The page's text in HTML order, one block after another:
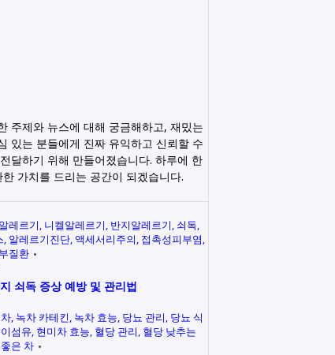
주제와 뉴스에 대해 궁금해하고, 재밌는
있는 분들에게 진짜 유익하고 신뢰할 수
달하기 위해 만들어졌습니다. 하루에 한
가치를 드리는 공간이 되겠습니다.
레르기 니켈알레르기 반지알레르기 쇠독
알레르기진단 액세서리주의 접촉성피부염
질환
쇠독 증상 예방 및 관리법
녹차 카테킨 녹차 효능 당뇨 관리 당뇨 식
섬유 현미차 효능 혈당 관리 혈당 낮추는
은 차